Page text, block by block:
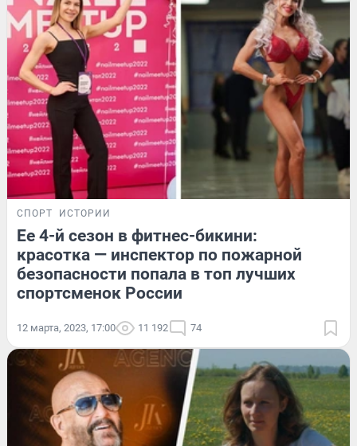
СПОРТ ИСТОРИИ
Ее 4-й сезон в фитнес-бикини:
красотка — инспектор по пожарной
безопасности попала в топ лучших
спортсменок России
12 марта, 2023, 17:00 11 192 74